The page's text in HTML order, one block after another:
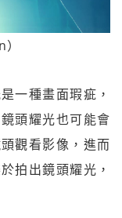
一種畫面瑕疵，
頭耀光也可能會
觀看影像，進而
拍出鏡頭耀光，